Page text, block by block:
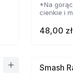
*Na
cienkie i
delikatną
48,00 zł
Smash